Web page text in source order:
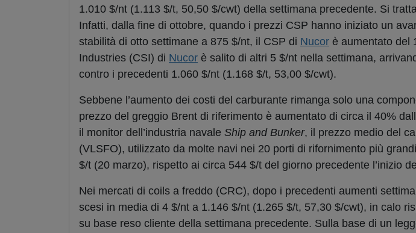
1.010 $/nt (1.113 $/t, 50,50 $/cwt) della settimana precedente. Si
Infatti, dalla fine di ottobre, quando i prezzi CSP hanno iniziato un
stabilità di otto settimane a 875 $/nt, il CSP di Nucor è aumentato del
Industries (CSI) di Nucor è salito di altri 5 $/nt nella settimana,
contro i precedenti 1.060 $/nt (1.168 $/t, 53,00 $/cwt).
Sebbene l’aumento dei costi del carburante rimanga solo una
prezzo del greggio Brent di riferimento è aumentato di circa il 40%
il monitor dell’industria navale Ship and Bunker, il prezzo medio del
(VLSFO), utilizzato da molte navi nei 20 porti di rifornimento più
$/t (20 marzo), rispetto ai circa 544 $/t del giorno precedente l’inizio
Nei mercati di coils a freddo (CRC), dopo i precedenti aumenti
scesi in media di 4 $/nt a 1.146 $/nt (1.265 $/t, 57,30 $/cwt), in calo
su base reso cliente della settimana precedente. Sulla base di un